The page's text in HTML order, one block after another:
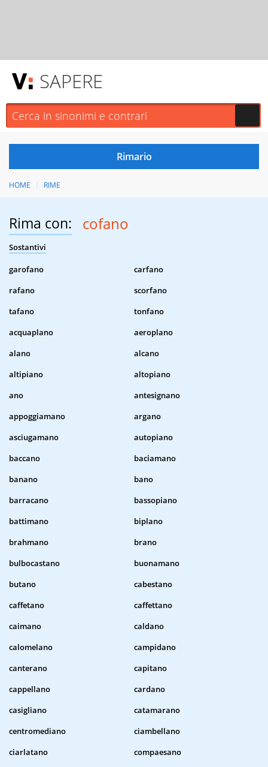
SAPERE
HOME RIME
Rima con: cofano
Sostantivi
garofano
carfano
rafano
scorfano
tafano
tonfano
acquaplano
aeroplano
alano
alcano
altipiano
altopiano
ano
antesignano
appoggiamano
argano
asciugamano
autopiano
baccano
baciamano
banano
bano
barracano
bassopiano
battimano
biplano
brahmano
brano
bulbocastano
buonamano
butano
cabestano
caffetano
caffettano
caimano
caldano
calomelano
campidano
canterano
capitano
cappellano
cardano
casigliano
catamarano
centromediano
ciambellano
ciarlatano
compaesano